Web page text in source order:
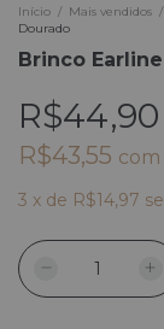
Início / Mais vendidos /
Dourado
Brinco
R$44,90
R$43,55 com
3 x de R$14,97